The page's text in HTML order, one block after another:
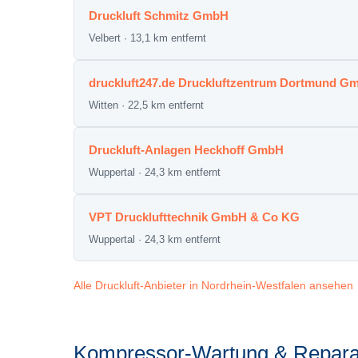
Druckluft Schmitz GmbH
Velbert · 13,1 km entfernt
druckluft247.de Druckluftzentrum Dortmund
Witten · 22,5 km entfernt
Druckluft-Anlagen Heckhoff GmbH
Wuppertal · 24,3 km entfernt
VPT Drucklufttechnik GmbH & Co KG
Wuppertal · 24,3 km entfernt
Alle Druckluft-Anbieter in Nordrhein-Westfalen ansehen
Kompressor-Wartung &